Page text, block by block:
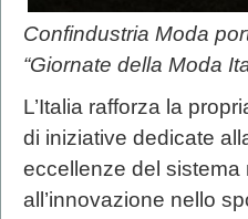
Confindustria Moda
“Giornate della Moda
L’Italia rafforza la
di iniziative dedicate
eccellenze del sistema
all’innovazione nello